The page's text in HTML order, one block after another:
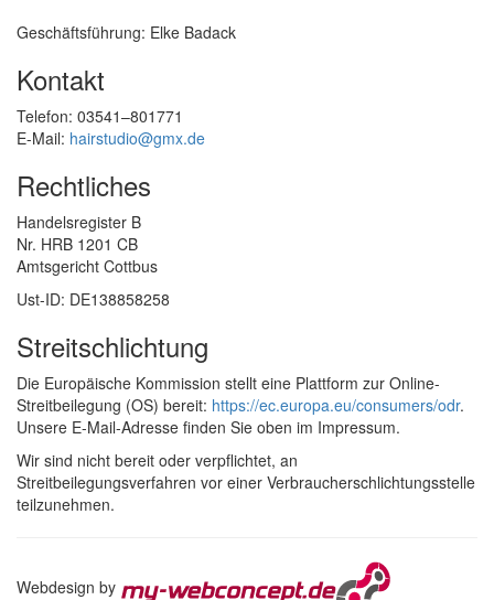
Geschäftsführung: Elke Badack
Kontakt
Telefon: 03541–801771
E-Mail: hairstudio@gmx.de
Rechtliches
Handelsregister B
Nr. HRB 1201 CB
Amtsgericht Cottbus
Ust-ID: DE138858258
Streitschlichtung
Die Europäische Kommission stellt eine Plattform zur Online-
Streitbeilegung (OS) bereit: https://ec.europa.eu/consumers/odr.
Unsere E-Mail-Adresse finden Sie oben im Impressum.
Wir sind nicht bereit oder verpflichtet, an
Streitbeilegungsverfahren vor einer Verbraucherschlichtungsstelle
teilzunehmen.
Webdesign by